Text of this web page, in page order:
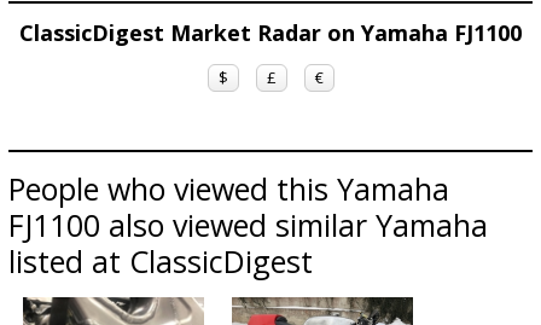
ClassicDigest Market Radar on Yamaha FJ1100
$ £ €
People who viewed this Yamaha
FJ1100 also viewed similar Yamaha
listed at ClassicDigest